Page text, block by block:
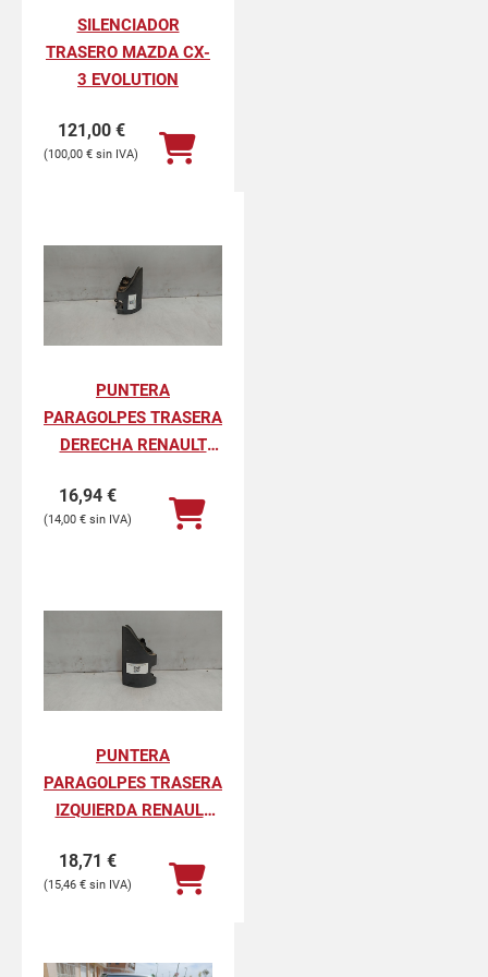
SILENCIADOR
TRASERO MAZDA CX-
3 EVOLUTION
121,00 €
100,00 €
PUNTERA
PARAGOLPES TRASERA
DERECHA RENAULT
PROFESIONAL
16,94 €
14,00 €
PUNTERA
PARAGOLPES TRASERA
IZQUIERDA RENAULT
PROFESIONAL
18,71 €
15,46 €